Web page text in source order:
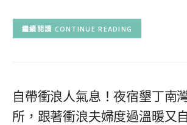
CONTINUE READING
自帶衝浪人氣息！夜宿墾丁南
所，跟著衝浪夫婦度過溫暖又